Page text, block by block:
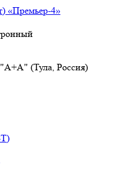
«Премьер-4»
(Тула, Россия)